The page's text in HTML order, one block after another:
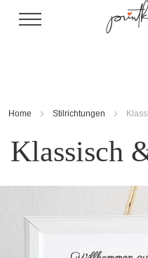
Home Stilrichtungen
Klassisch